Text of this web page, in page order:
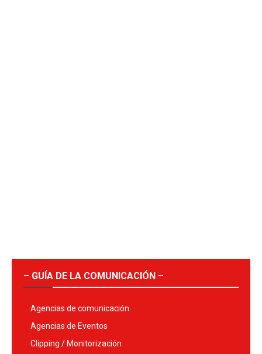
– GUÍA DE LA COMUNICACIÓN –
Agencias de comunicación
Agencias de Eventos
Clipping / Monitorización